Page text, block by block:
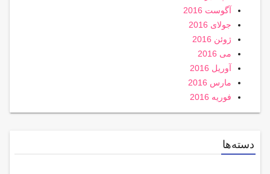
آگوست 2016
جولای 2016
ژوئن 2016
می 2016
آوریل 2016
مارس 2016
فوریه 2016
دسته‌ها